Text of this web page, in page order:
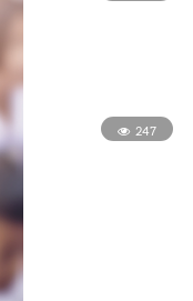
247